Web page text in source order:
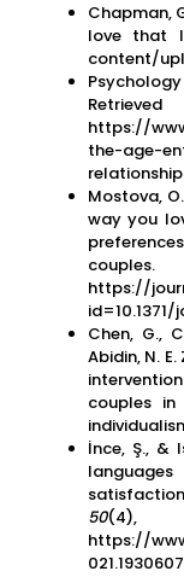
Chapman,
love that
content/
https://
the-age-
Mostova,
way you
https://
Chen, G.,
Abidin, N.
couples
İnce, Ş., &
50
https://
021.1930607